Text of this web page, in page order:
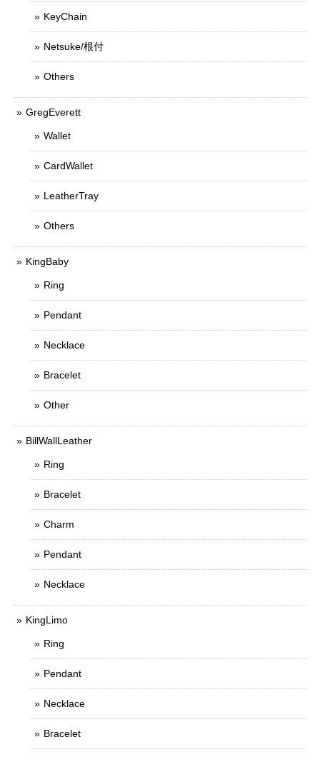
KeyChain
Netsuke/根付
Others
GregEverett
Wallet
CardWallet
LeatherTray
Others
KingBaby
Ring
Pendant
Necklace
Bracelet
Other
BillWallLeather
Ring
Bracelet
Charm
Pendant
Necklace
KingLimo
Ring
Pendant
Necklace
Bracelet